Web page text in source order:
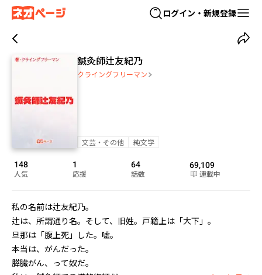
ログイン・新規登録
鍼灸師辻友紀乃
クライングフリーマン
文芸・その他 純文学
148
人気
1
応援
64
話数
69,109
連載中
私の名前は辻友紀乃。
辻は、所謂通り名。そして、旧姓。戸籍上は「大下」。
旦那は「腹上死」した。嘘。
本当は、がんだった。
膵臓がん、って奴だ。